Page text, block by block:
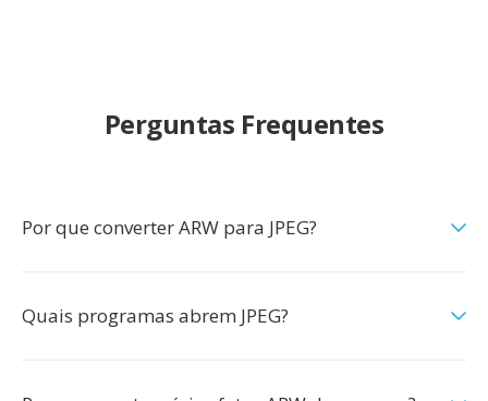
Perguntas Frequentes
Por que converter ARW para JPEG?
Quais programas abrem JPEG?